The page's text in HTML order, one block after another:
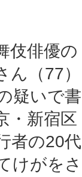
伎俳優の
ん（77）
疑いで書
新宿区
者の20代
けがをさ